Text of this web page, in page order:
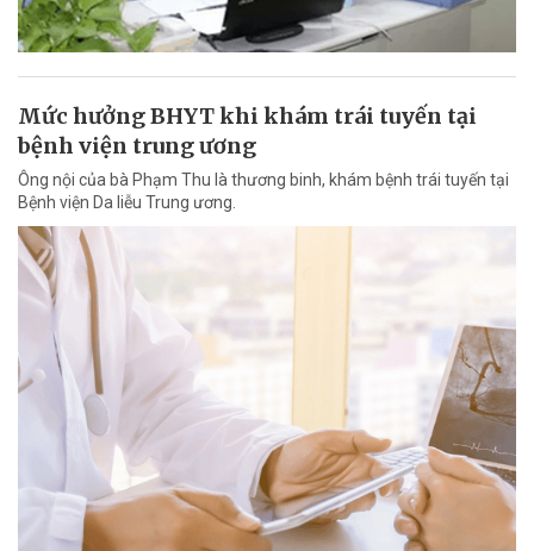
Mức hưởng BHYT khi khám trái tuyến tại
bệnh viện trung ương
Ông nội của bà Phạm Thu là thương binh, khám bệnh trái tuyến tại
Bệnh viện Da liễu Trung ương.